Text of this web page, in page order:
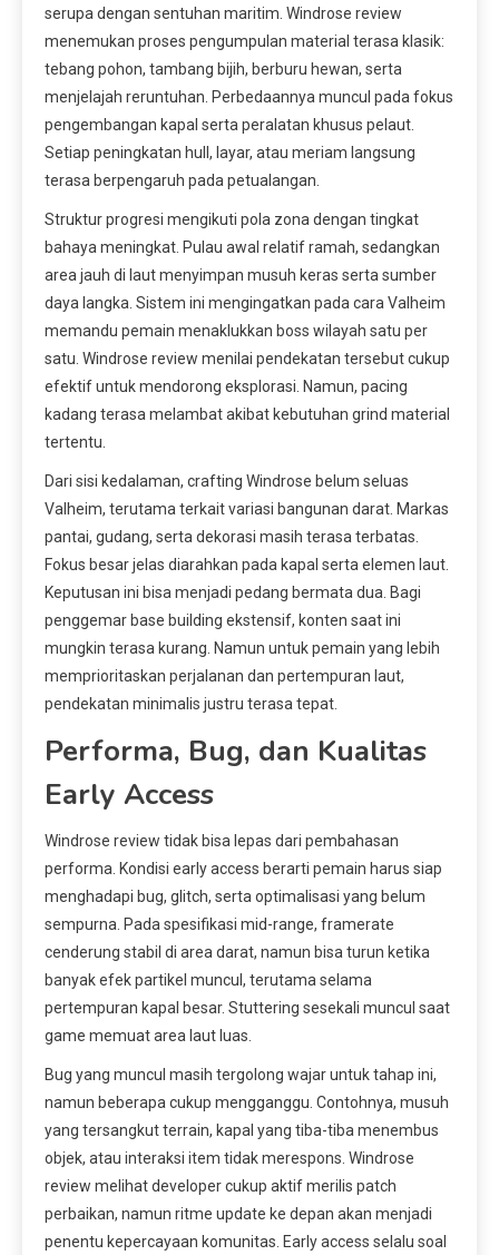
serupa dengan sentuhan maritim. Windrose review
menemukan proses pengumpulan material terasa klasik:
tebang pohon, tambang bijih, berburu hewan, serta
menjelajah reruntuhan. Perbedaannya muncul pada fokus
pengembangan kapal serta peralatan khusus pelaut.
Setiap peningkatan hull, layar, atau meriam langsung
terasa berpengaruh pada petualangan.
Struktur progresi mengikuti pola zona dengan tingkat
bahaya meningkat. Pulau awal relatif ramah, sedangkan
area jauh di laut menyimpan musuh keras serta sumber
daya langka. Sistem ini mengingatkan pada cara Valheim
memandu pemain menaklukkan boss wilayah satu per
satu. Windrose review menilai pendekatan tersebut cukup
efektif untuk mendorong eksplorasi. Namun, pacing
kadang terasa melambat akibat kebutuhan grind material
tertentu.
Dari sisi kedalaman, crafting Windrose belum seluas
Valheim, terutama terkait variasi bangunan darat. Markas
pantai, gudang, serta dekorasi masih terasa terbatas.
Fokus besar jelas diarahkan pada kapal serta elemen laut.
Keputusan ini bisa menjadi pedang bermata dua. Bagi
penggemar base building ekstensif, konten saat ini
mungkin terasa kurang. Namun untuk pemain yang lebih
memprioritaskan perjalanan dan pertempuran laut,
pendekatan minimalis justru terasa tepat.
Performa, Bug, dan Kualitas
Early Access
Windrose review tidak bisa lepas dari pembahasan
performa. Kondisi early access berarti pemain harus siap
menghadapi bug, glitch, serta optimalisasi yang belum
sempurna. Pada spesifikasi mid-range, framerate
cenderung stabil di area darat, namun bisa turun ketika
banyak efek partikel muncul, terutama selama
pertempuran kapal besar. Stuttering sesekali muncul saat
game memuat area laut luas.
Bug yang muncul masih tergolong wajar untuk tahap ini,
namun beberapa cukup mengganggu. Contohnya, musuh
yang tersangkut terrain, kapal yang tiba-tiba menembus
objek, atau interaksi item tidak merespons. Windrose
review melihat developer cukup aktif merilis patch
perbaikan, namun ritme update ke depan akan menjadi
penentu kepercayaan komunitas. Early access selalu soal